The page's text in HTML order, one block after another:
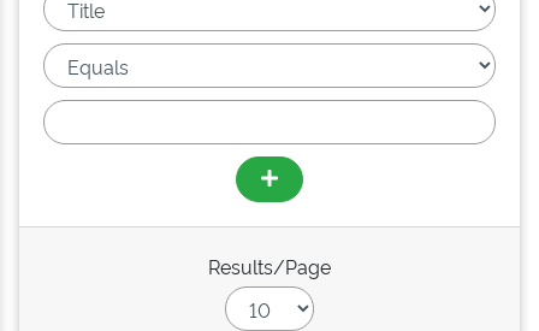
Results/Page